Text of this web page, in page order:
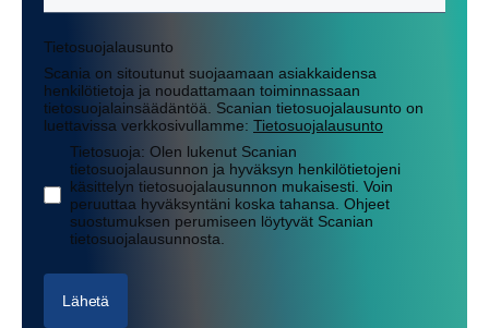
Tietosuojalausunto
Scania on sitoutunut suojaamaan asiakkaidensa
henkilötietoja ja noudattamaan toiminnassaan
tietosuojalainsäädäntöä. Scanian tietosuojalausunto on
luettavissa verkkosivullamme: Tietosuojalausunto
Tietosuoja: Olen lukenut Scanian
tietosuojalausunnon ja hyväksyn henkilötietojeni
käsittelyn tietosuojalausunnon mukaisesti. Voin
peruuttaa hyväksyntäni koska tahansa. Ohjeet
suostumuksen perumiseen löytyvät Scanian
tietosuojalausunnosta.
Lähetä